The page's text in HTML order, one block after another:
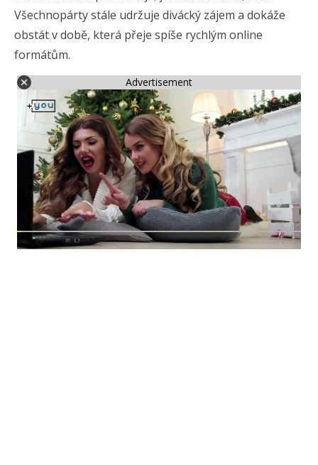
Všechnopárty stále udržuje divácký zájem a dokáže
obstát v době, která přeje spíše rychlým online
formátům.
Advertisement